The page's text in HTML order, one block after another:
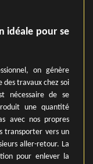
idéale pour se
on génère
des travaux chez soi
nécessaire de se
une quantité
avec nos propres
transporter vers un
aller-retour. La
pour enlever la